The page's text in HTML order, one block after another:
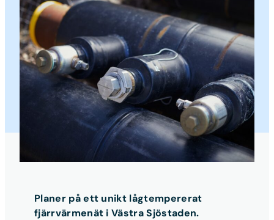
Planer på ett unikt lågtempererat
fjärrvärmenät i Västra Sjöstaden.